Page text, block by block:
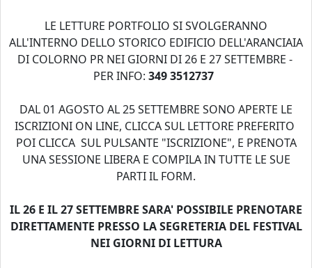
LE LETTURE PORTFOLIO SI SVOLGERANNO
ALL'INTERNO DELLO STORICO EDIFICIO DELL'ARANCIAIA
DI COLORNO PR NEI GIORNI DI 26 E 27 SETTEMBRE -
PER INFO: 349 3512737
DAL 01 AGOSTO AL 25 SETTEMBRE SONO APERTE LE
ISCRIZIONI ON LINE, CLICCA SUL LETTORE PREFERITO
POI CLICCA SUL PULSANTE "ISCRIZIONE", E PRENOTA
UNA SESSIONE LIBERA E COMPILA IN TUTTE LE SUE
PARTI IL FORM.
IL 26 E IL 27 SETTEMBRE SARA' POSSIBILE PRENOTARE
DIRETTAMENTE PRESSO LA SEGRETERIA DEL FESTIVAL
NEI GIORNI DI LETTURA